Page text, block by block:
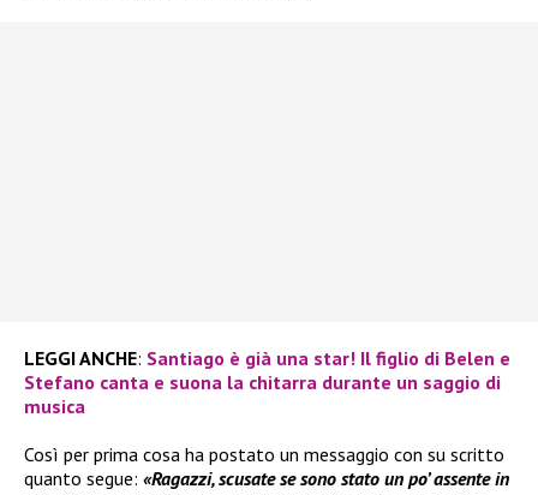
LEGGI ANCHE: Santiago è già una star! Il figlio di Belen e
Stefano canta e suona la chitarra durante un saggio di
musica
Così per prima cosa ha postato un messaggio con su scritto
quanto segue: «Ragazzi, scusate se sono stato un po’ assente in